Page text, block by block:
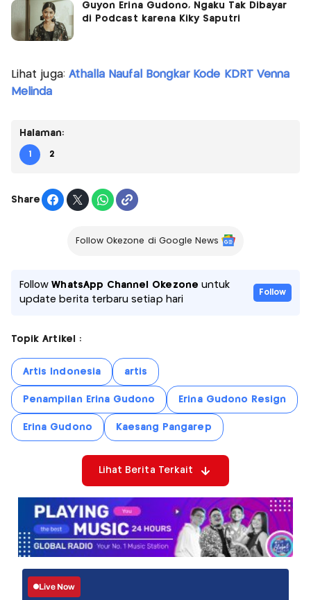
Guyon Erina Gudono, Ngaku Tak Dibayar
di Podcast karena Kiky Saputri
Lihat juga: Athalla Naufal Bongkar Kode KDRT Venna
Melinda
Halaman:
1 2
Share
Follow Okezone di Google News
FollowWhatsApp Channel Okezone untuk
update berita terbaru setiap hari
Follow
Topik Artikel :
Artis Indonesia artis
Penampilan Erina Gudono Erina Gudono Resign
Erina Gudono Kaesang Pangarep
Lihat Berita Terkait
Live Now